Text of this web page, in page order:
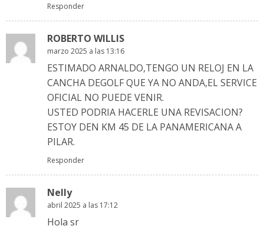
Responder
ROBERTO WILLIS
marzo 2025 a las 13:16
ESTIMADO ARNALDO,TENGO UN RELOJ EN LA
CANCHA DEGOLF QUE YA NO ANDA,EL SERVICE
OFICIAL NO PUEDE VENIR.
USTED PODRIA HACERLE UNA REVISACION?
ESTOY DEN KM 45 DE LA PANAMERICANA A
PILAR.
Responder
Nelly
abril 2025 a las 17:12
Hola sr